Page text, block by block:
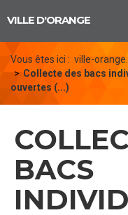
VILLE D'ORANGE
Vous êtes ici : ville-
Collecte des bacs
ouvertes (...)
BACS